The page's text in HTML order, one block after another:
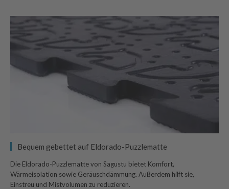
Bequem gebettet auf Eldorado-Puzzlematte
Die Eldorado-Puzzlematte von Sagustu bietet Komfort,
Wärmeisolation sowie Geräuschdämmung. Außerdem hilft sie,
Einstreu und Mistvolumen zu reduzieren.